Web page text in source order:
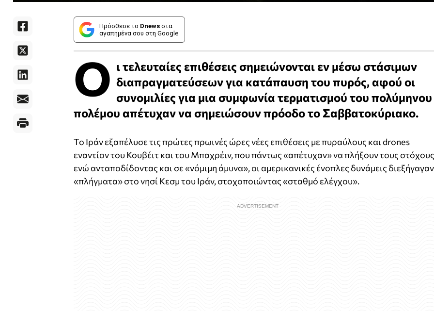
Πρόσθεσε το Dnews στα
αγαπημένα σου στη Google
Ο ι τελευταίες επιθέσεις σημειώνονται εν μέσω στάσιμων
διαπραγματεύσεων για κατάπαυση του πυρός, αφού οι
συνομιλίες για μια συμφωνία τερματισμού του πολύμηνου
πολέμου απέτυχαν να σημειώσουν πρόοδο το Σαββατοκύριακο.
Το Ιράν εξαπέλυσε τις πρώτες πρωινές ώρες νέες επιθέσεις με πυραύλους και drones
εναντίον του Κουβέιτ και του Μπαχρέιν, που πάντως «απέτυχαν» να πλήξουν τους
ενώ ανταποδίδοντας και σε «νόμιμη άμυνα», οι αμερικανικές ένοπλες δυνάμεις διεξήγαγαν
«πλήγματα» στο νησί Κεσμ του Ιράν, στοχοποιώντας «σταθμό ελέγχου».